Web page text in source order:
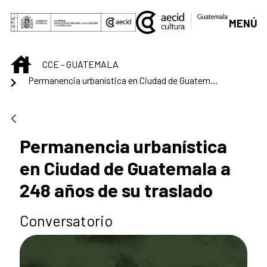
Saltar al contenido principal
MENÚ
INICIOCCE - GUATEMALA
Permanencia urbanística
en Ciudad de Guatemala a
248 años de su traslado
Conversatorio